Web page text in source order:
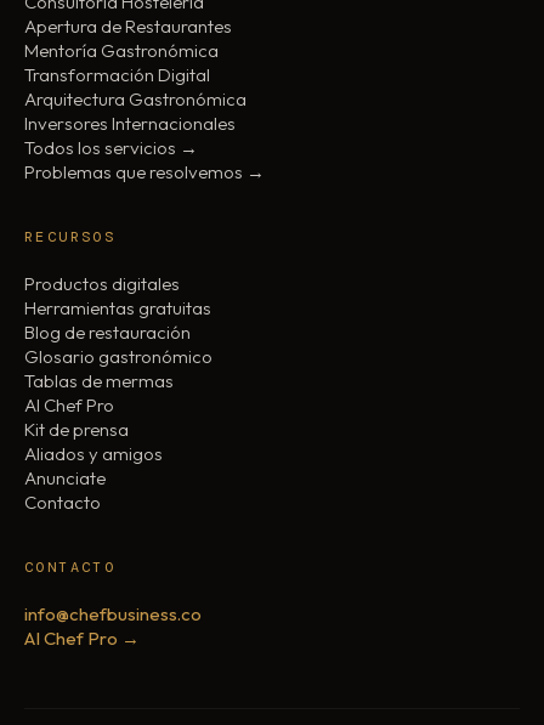
Apertura de Restaurantes
Mentoría Gastronómica
Transformación Digital
Arquitectura Gastronómica
Inversores Internacionales
Todos los servicios →
Problemas que resolvemos →
RECURSOS
Productos digitales
Herramientas gratuitas
Blog de restauración
Glosario gastronómico
Tablas de mermas
AI Chef Pro
Kit de prensa
Aliados y amigos
Anunciate
Contacto
CONTACTO
info@chefbusiness.co
AI Chef Pro →